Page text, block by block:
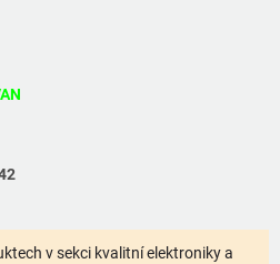
v sekci kvalitní elektroniky a